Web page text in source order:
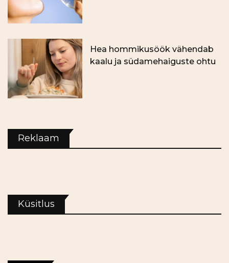
Hea hommikusöök vähendab
kaalu ja südamehaiguste ohtu
Reklaam
Küsitlus